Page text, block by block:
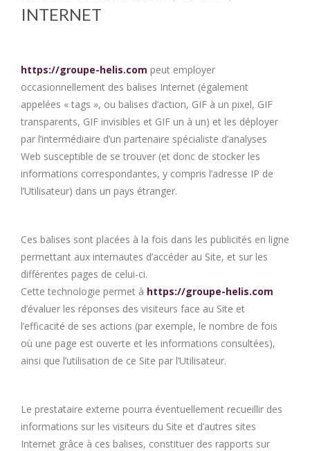
INTERNET
https://groupe-helis.com peut employer
occasionnellement des balises Internet (également
appelées « tags », ou balises d’action, GIF à un pixel, GIF
transparents, GIF invisibles et GIF un à un) et les déployer
par l’intermédiaire d’un partenaire spécialiste d’analyses
Web susceptible de se trouver (et donc de stocker les
informations correspondantes, y compris l’adresse IP de
l’Utilisateur) dans un pays étranger.
Ces balises sont placées à la fois dans les publicités en ligne
permettant aux internautes d’accéder au Site, et sur les
différentes pages de celui-ci.
Cette technologie permet à https://groupe-helis.com
d’évaluer les réponses des visiteurs face au Site et
l’efficacité de ses actions (par exemple, le nombre de fois
où une page est ouverte et les informations consultées),
ainsi que l’utilisation de ce Site par l’Utilisateur.
Le prestataire externe pourra éventuellement recueillir des
informations sur les visiteurs du Site et d’autres sites
Internet grâce à ces balises, constituer des rapports sur